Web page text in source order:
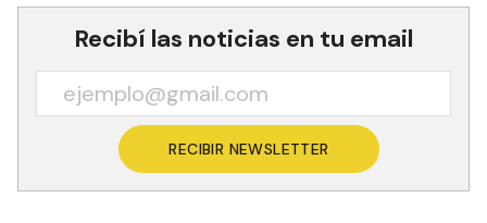
Recibí las noticias en tu email
RECIBIR NEWSLETTER